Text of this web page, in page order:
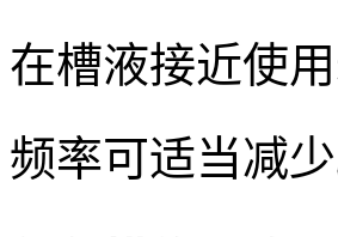
在槽液接近使
频率可适当减少